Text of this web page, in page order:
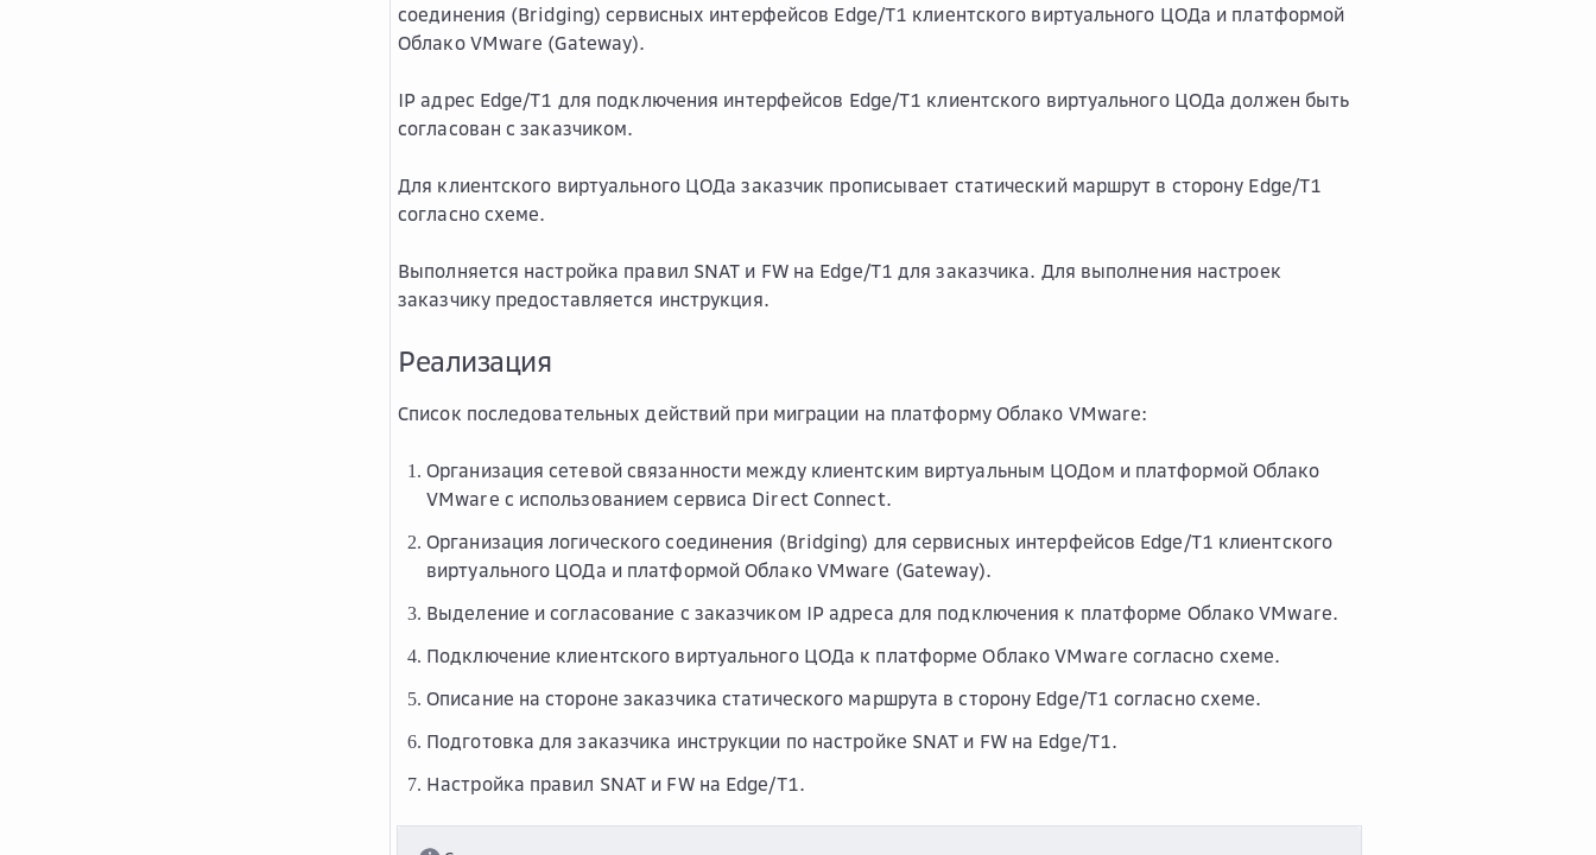
соединения (Bridging) сервисных интерфейсов Edge/T1 клиентского виртуального ЦОДа и платформой
Облако VMware (Gateway).
IP адрес Edge/T1 для подключения интерфейсов Edge/T1 клиентского виртуального ЦОДа должен быть
согласован с заказчиком.
Для клиентского виртуального ЦОДа заказчик прописывает статический маршрут в сторону Edge/T1
согласно схеме.
Выполняется настройка правил SNAT и FW на Edge/T1 для заказчика. Для выполнения настроек
заказчику предоставляется инструкция.
Реализация
Список последовательных действий при миграции на платформу Облако VMware:
Организация сетевой связанности между клиентским виртуальным ЦОДом и платформой Облако
VMware с использованием сервиса Direct Connect.
Организация логического соединения (Bridging) для сервисных интерфейсов Edge/T1 клиентского
виртуального ЦОДа и платформой Облако VMware (Gateway).
Выделение и согласование с заказчиком IP адреса для подключения к платформе Облако VMware.
Подключение клиентского виртуального ЦОДа к платформе Облако VMware согласно схеме.
Описание на стороне заказчика статического маршрута в сторону Edge/T1 согласно схеме.
Подготовка для заказчика инструкции по настройке SNAT и FW на Edge/T1.
Настройка правил SNAT и FW на Edge/T1.